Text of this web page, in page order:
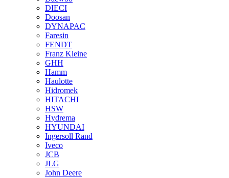
DIECI
Doosan
DYNAPAC
Faresin
FENDT
Franz Kleine
GHH
Hamm
Haulotte
Hidromek
HITACHI
HSW
Hydrema
HYUNDAI
Ingersoll Rand
Iveco
JCB
JLG
John Deere